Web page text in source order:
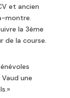
et ancien
montre.
la 3ème
la course.
une